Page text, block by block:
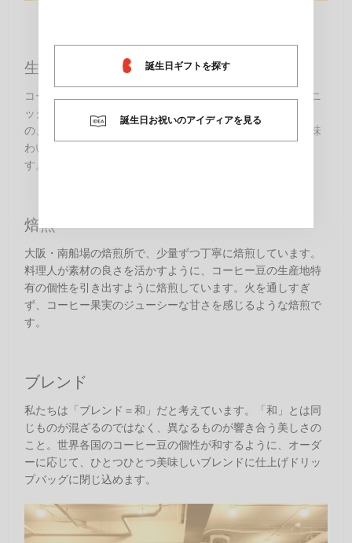
誕生日ギフトを探す
誕生日お祝いのアイディアを見る
生豆の仕入れ
コーヒー生豆選びの基準は、質の高さはもちろん、オーガニ
ックやフェアトレードなど、持続可能な社会に寄与するも
の、背景に物語があるものを厳選しています。コーヒーの味
わいとともに、生産地の物語に思いを馳せることができま
す。
焙煎
大阪・南船場の焙煎所で、少量ずつ丁寧に焙煎しています。
料理人が素材の良さを活かすように、コーヒー豆の生産地特
有の個性を引き出すように焙煎しています。火を通しすぎ
ず、コーヒー果実のジューシーな甘さを感じるような焙煎で
す。
ブレンド
私たちは「ブレンド＝和」だと考えています。「和」とは同
じものが混ざるのではなく、異なるものが響き合う美しさの
こと。世界各国のコーヒー豆の個性が和するように、オーダ
ーに応じて、ひとつひとつ美味しいブレンドに仕上げドリッ
プバッグに閉じ込めます。